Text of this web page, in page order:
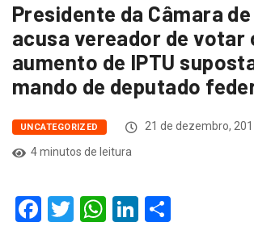
Presidente da Câmara de
acusa vereador de votar
aumento de IPTU
mando de deputado
UNCATEGORIZED
21 de dezembro,
4 minutos de leitura
Facebook
Twitter
WhatsApp
LinkedIn